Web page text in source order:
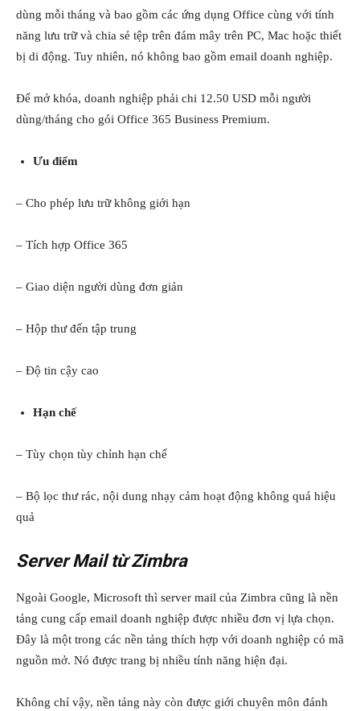
dùng mỗi tháng và bao gồm các ứng dụng Office cùng với tính
năng lưu trữ và chia sẻ tệp trên đám mây trên PC, Mac hoặc thiết
bị di động. Tuy nhiên, nó không bao gồm email doanh nghiệp.
Để mở khóa, doanh nghiệp phải chi 12.50 USD mỗi người
dùng/tháng cho gói Office 365 Business Premium.
Ưu điểm
– Cho phép lưu trữ không giới hạn
– Tích hợp Office 365
– Giao diện người dùng đơn giản
– Hộp thư đến tập trung
– Độ tin cậy cao
Hạn chế
– Tùy chọn tùy chỉnh hạn chế
– Bộ lọc thư rác, nội dung nhạy cảm hoạt động không quá hiệu
quả
Server Mail từ Zimbra
Ngoài Google, Microsoft thì server mail của Zimbra cũng là nền
tảng cung cấp email doanh nghiệp được nhiều đơn vị lựa chọn.
Đây là một trong các nền tảng thích hợp với doanh nghiệp có mã
nguồn mở. Nó được trang bị nhiều tính năng hiện đại.
Không chỉ vậy, nền tảng này còn được giới chuyên môn đánh